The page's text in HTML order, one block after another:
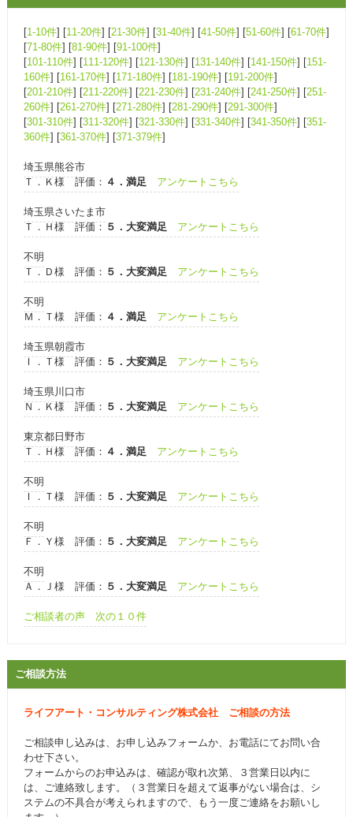
[1-10件] [11-20件] [21-30件] [31-40件] [41-50件] [51-60件] [61-70件]
[71-80件] [81-90件] [91-100件]
[101-110件] [111-120件] [121-130件] [131-140件] [141-150件] [151-
160件] [161-170件] [171-180件] [181-190件] [191-200件]
[201-210件] [211-220件] [221-230件] [231-240件] [241-250件] [251-
260件] [261-270件] [271-280件] [281-290件] [291-300件]
[301-310件] [311-320件] [321-330件] [331-340件] [341-350件] [351-
360件] [361-370件] [371-379件]
埼玉県熊谷市
Ｔ．Ｋ様 評価： ４．満足 アンケートこちら
埼玉県さいたま市
Ｔ．Ｈ様 評価： ５．大変満足 アンケートこちら
不明
Ｔ．Ｄ様 評価： ５．大変満足 アンケートこちら
不明
Ｍ．Ｔ様 評価： ４．満足 アンケートこちら
埼玉県朝霞市
Ｉ．Ｔ様 評価： ５．大変満足 アンケートこちら
埼玉県川口市
Ｎ．Ｋ様 評価： ５．大変満足 アンケートこちら
東京都日野市
Ｔ．Ｈ様 評価： ４．満足 アンケートこちら
不明
Ｉ．Ｔ様 評価： ５．大変満足 アンケートこちら
不明
Ｆ．Ｙ様 評価： ５．大変満足 アンケートこちら
不明
Ａ．Ｊ様 評価： ５．大変満足 アンケートこちら
ご相談者の声 次の１０件
ご相談方法
ライフアート・コンサルティング株式会社 ご相談の方法
ご相談申し込みは、お申し込みフォームか、お電話にてお問い合
わせ下さい。
フォームからのお申込みは、確認が取れ次第、３営業日以内に
は、ご連絡致します。（３営業日を超えて返事がない場合は、シ
ステムの不具合が考えられますので、もう一度ご連絡をお願いし